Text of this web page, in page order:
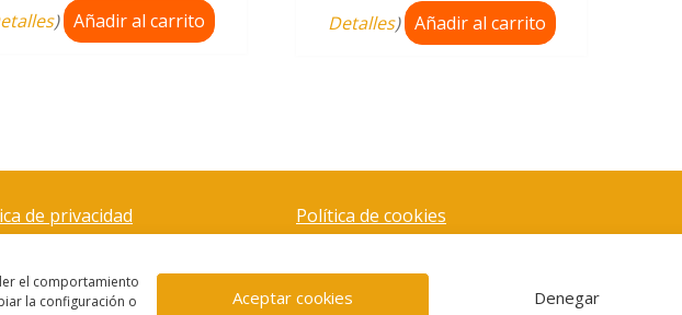
el comportamiento
la configuración o
Aceptar cookies Denegar
) Añadir al carrito Detalles) Añadir al carrito
de privacidad Política de cookies